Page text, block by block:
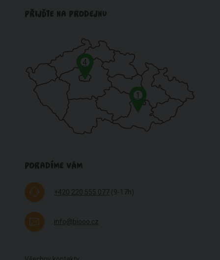
PŘIJĎTE NA PRODEJNU
1
4
PORADÍME VÁM
+420 220 555 077 (9-17h)
info@biooo.cz